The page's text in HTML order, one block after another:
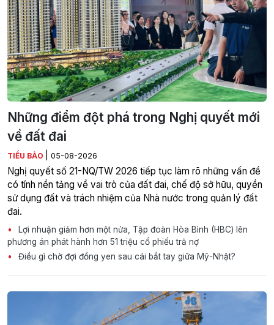
Những điểm đột phá trong Nghị quyết mới
về đất đai
TIỂU BẢO 05-08-2026
Nghị quyết số 21-NQ/TW 2026 tiếp tục làm rõ những vấn đề
có tính nền tảng về vai trò của đất đai, chế độ sở hữu, quyền
sử dụng đất và trách nhiệm của Nhà nước trong quản lý đất
đai.
Lợi nhuận giảm hơn một nửa, Tập đoàn Hòa Bình (HBC) lên
phương án phát hành hơn 51 triệu cổ phiếu trả nợ
Điều gì chờ đợi đồng yen sau cái bắt tay giữa Mỹ-Nhật?